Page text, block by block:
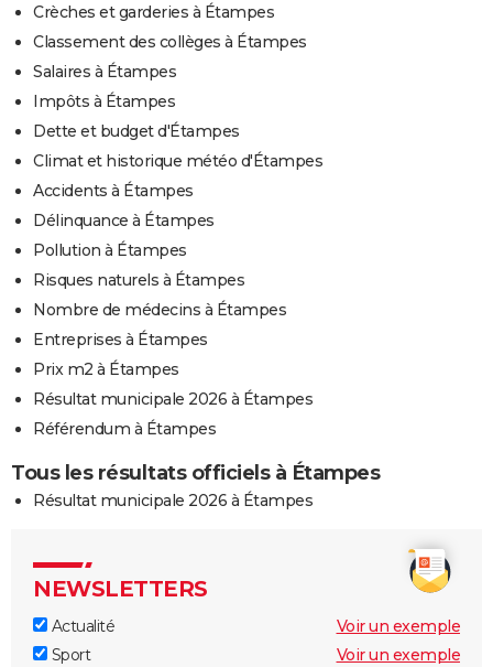
Crèches et garderies à Étampes
Classement des collèges à Étampes
Salaires à Étampes
Impôts à Étampes
Dette et budget d'Étampes
Climat et historique météo d'Étampes
Accidents à Étampes
Délinquance à Étampes
Pollution à Étampes
Risques naturels à Étampes
Nombre de médecins à Étampes
Entreprises à Étampes
Prix m2 à Étampes
Résultat municipale 2026 à Étampes
Référendum à Étampes
Tous les résultats officiels à Étampes
Résultat municipale 2026 à Étampes
NEWSLETTERS
Actualité
Voir un exemple
Sport
Voir un exemple